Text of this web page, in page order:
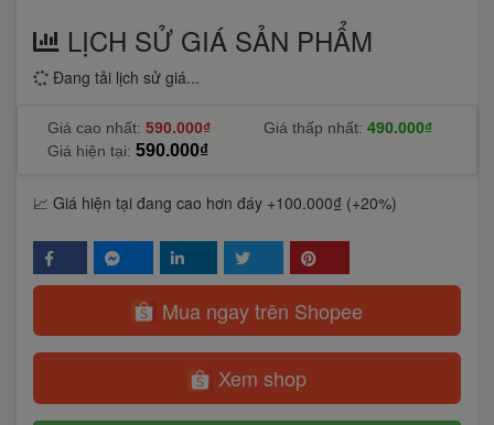
LỊCH SỬ GIÁ SẢN PHẨM
Đang tải lịch sử giá...
Giá cao nhất: 590.000₫ Giá thấp nhất: 490.000₫
Giá hiện tại: 590.000₫
📈 Giá hiện tại đang cao hơn đáy +100.000₫ (+20%)
Mua ngay trên Shopee
Xem shop